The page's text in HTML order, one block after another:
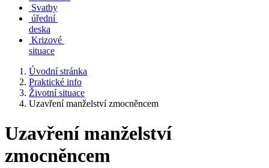
Svatby
úřední
deska
Krizové
situace
Úvodní stránka
Praktické info
Životní situace
Uzavření manželství zmocněncem
Uzavření manželství
zmocněncem